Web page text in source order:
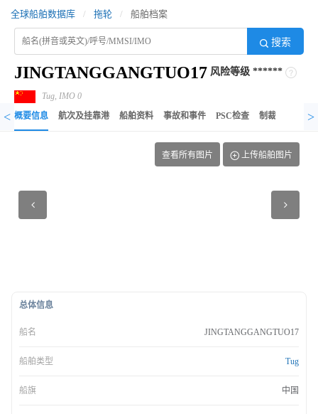
全球船舶数据库 / 拖轮 / 船舶档案
搜索
JINGTANGGANGTUO17 风险等级 ******
Tug, IMO 0
< 概要信息 航次及挂靠港 船舶资料 事故和事件 PSC检查 制裁记录 异
>
总体信息
船名 JINGTANGGANGTUO17
船舶类型 Tug
船旗 中国
查看所有图片 上传船舶图片